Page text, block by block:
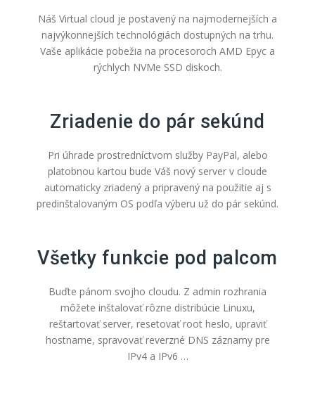
Náš Virtual cloud je postavený na najmodernejších a
najvýkonnejších technológiách dostupných na trhu.
Vaše aplikácie pobežia na procesoroch AMD Epyc a
rýchlych NVMe SSD diskoch.
Zriadenie do pár sekúnd
Pri úhrade prostredníctvom služby PayPal, alebo
platobnou kartou bude Váš nový server v cloude
automaticky zriadený a pripravený na použitie aj s
predinštalovaným OS podľa výberu už do pár sekúnd.
Všetky funkcie pod palcom
Buďte pánom svojho cloudu. Z admin rozhrania
môžete inštalovať rôzne distribúcie Linuxu,
reštartovať server, resetovať root heslo, upraviť
hostname, spravovať reverzné DNS záznamy pre
IPv4 a IPv6 …